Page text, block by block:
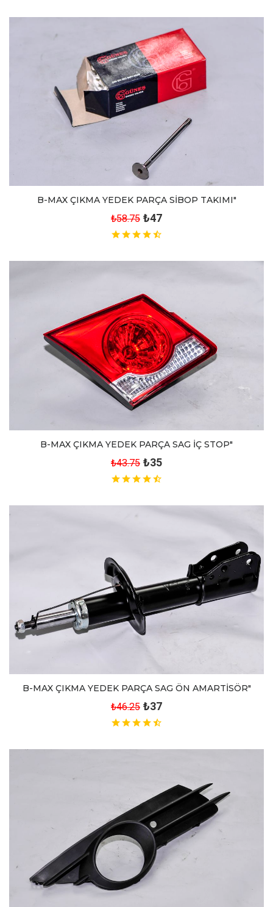
B-MAX ÇIKMA YEDEK PARÇA SİBOP TAKIMI"
₺58.75 ₺47
B-MAX ÇIKMA YEDEK PARÇA SAG İÇ STOP"
₺43.75 ₺35
B-MAX ÇIKMA YEDEK PARÇA SAG ÖN AMARTİSÖR"
₺46.25 ₺37